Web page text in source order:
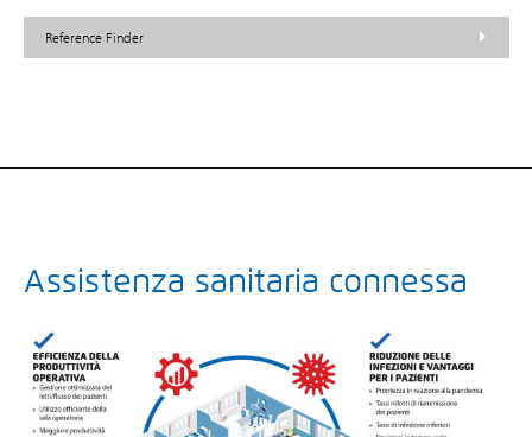
Reference Finder
Assistenza sanitaria connessa